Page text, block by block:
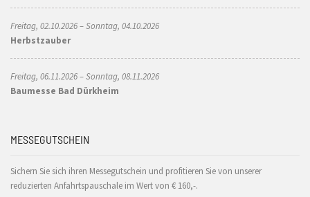
Freitag, 02.10.2026 – Sonntag, 04.10.2026
Herbstzauber
Freitag, 06.11.2026 – Sonntag, 08.11.2026
Baumesse Bad Dürkheim
MESSEGUTSCHEIN
Sichern Sie sich ihren Messegutschein und profitieren Sie von unserer
reduzierten Anfahrtspauschale im Wert von € 160,-.